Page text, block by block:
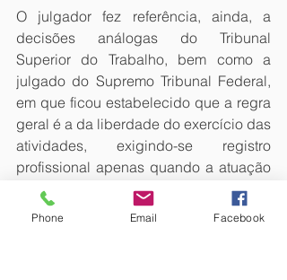
O julgador fez referência, ainda, a
decisões análogas do Tribunal
Superior do Trabalho, bem como a
julgado do Supremo Tribunal Federal,
em que ficou estabelecido que a regra
geral é a da liberdade do exercício das
atividades, exigindo-se registro
profissional apenas quando a atuação
oferece potencial lesivo à sociedade, o
que não é o caso da profissão artística
Phone Email Facebook